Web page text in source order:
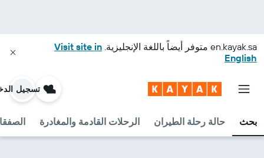
en.kayak.sa متوفر أيضاً باللغة الإنجليزية. Visit site in
English
بحث حالة رحلة الطيران الرحلات القادمة والمغادرة
تسجيل